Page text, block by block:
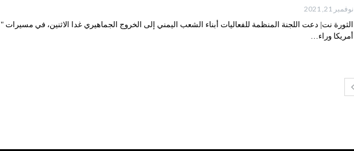
نوفمبر 21, 2021
الثورة نت| دعت اللجنة المنظمة للفعاليات أبناء الشعب اليمني إلى الخروج الجماهيري غدا الاثنين، في مسيرات "
أمريكا وراء…